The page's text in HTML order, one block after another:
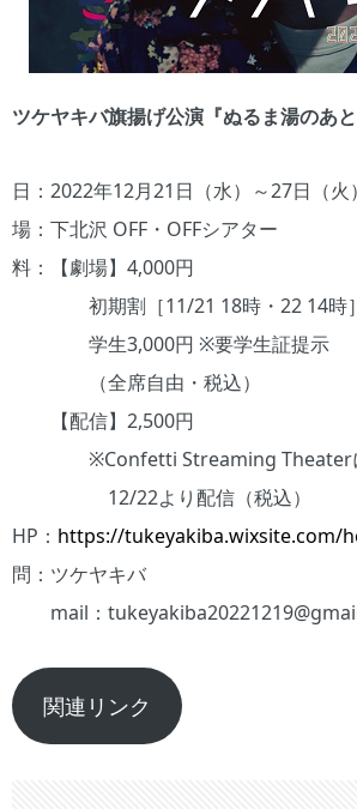
ツケヤキバ旗揚げ公演『ぬるま湯のあと
日：2022年12月21日（水）～27日（火）
場：下北沢 OFF・OFFシアター
料：【劇場】4,000円
初期割［11/21 18時・22 14時
学生3,000円 ※要学生証提示
（全席自由・税込）
【配信】2,500円
※Confetti Streaming Theater
12/22より配信（税込）
HP： https://tukeyakiba.wixsite.com/
問：ツケヤキバ
mail：
関連リンク